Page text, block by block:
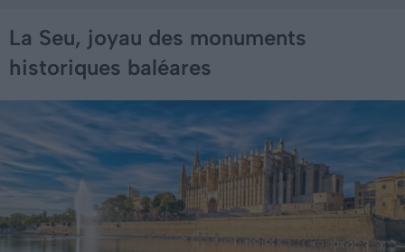
La Seu, joyau des monuments
historiques baléares